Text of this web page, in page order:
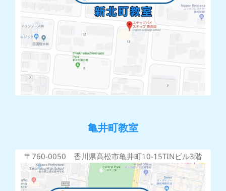
亀井町教室
〒760-0050 香川県高松市亀井町10-15TINビル3階